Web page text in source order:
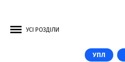
УСІ РОЗДІЛИ
УПЛ